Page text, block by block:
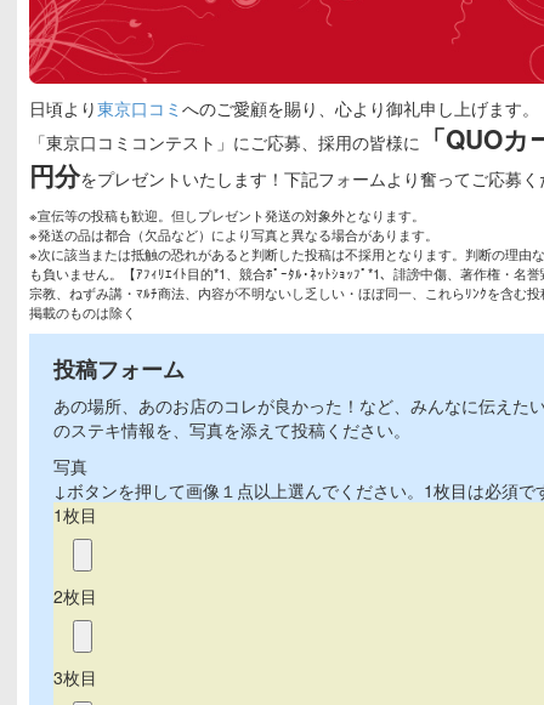
日頃より東京口コミへのご愛顧を賜り、心より御礼申し上げます。
「東京口コミコンテスト」にご応募、採用の皆様に
「QUO
円分をプレゼントいたします！下記フォームより奮ってご応募
※宣伝等の投稿も歓迎。但しプレゼント発送の対象外となります。
※発送の品は都合（欠品など）により写真と異なる場合があります。
※次に該当または抵触の恐れがあると判断した投稿は不採用となります。判断の理由
も負いません。【ｱﾌｨﾘｴｲﾄ目的*1、競合ﾎﾟｰﾀﾙ･ﾈｯﾄｼｮｯﾌﾟ*1、誹謗中傷、著作権・名
宗教、ねずみ講・ﾏﾙﾁ商法、内容が不明ないし乏しい・ほぼ同一、これらﾘﾝｸを含む
掲載のものは除く
投稿フォーム
あの場所、あのお店のコレが良かった！など、みんなに伝えた
のステキ情報を、写真を添えて投稿ください。
写真
↓ボタンを押して画像１点以上選んでください。1枚目は必須で
1枚目
2枚目
3枚目